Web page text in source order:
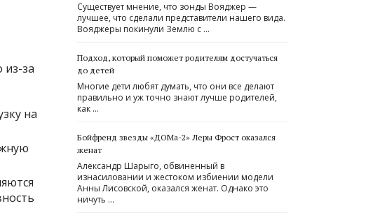
из-за
на
Существует мнение, что зонды Вояджер —
лучшее, что сделали представители нашего вида.
Вояджеры покинули Землю с …
Подход, который поможет родителям достучаться
до детей
Многие дети любят думать, что они все делают
правильно и уж точно знают лучше родителей,
как …
Бойфренд звезды «ДОМа-2» Леры Фрост оказался
женат
Александр Шарыго, обвиненный в
изнасиловании и жестоком избиении модели
Анны Лисовской, оказался женат. Однако это
ничуть …